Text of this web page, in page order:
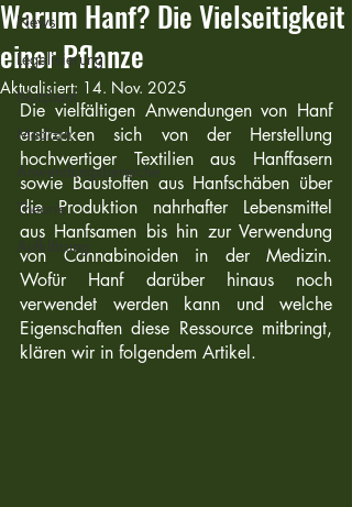
News
Legalisierung
Nutzhanf
Medizin
Anwendungsbereiche
Theorie
Aufklärung
Warum Hanf? Die Vielseitigkeit
einer Pflanze
Aktualisiert: 14. Nov. 2025
Die vielfältigen Anwendungen von Hanf
erstrecken sich von der Herstellung
hochwertiger Textilien aus Hanffasern
sowie Baustoffen aus Hanfschäben über
die Produktion nahrhafter Lebensmittel
aus Hanfsamen bis hin zur Verwendung
von Cannabinoiden in der Medizin.
Wofür Hanf darüber hinaus noch
verwendet werden kann und welche
Eigenschaften diese Ressource mitbringt,
klären wir in folgendem Artikel.